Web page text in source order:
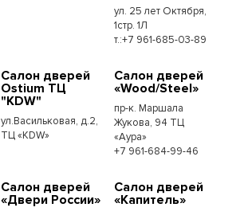
ул. 25 лет Октября,
1стр. 1Л
т.:+7 961-685-03-89
Салон дверей
Ostium ТЦ
"KDW"
ул.Васильковая, д.2,
ТЦ «KDW»
Салон дверей
«Wood/Steel»
пр-к. Маршала
Жукова, 94 ТЦ
«Аура»
+7 961-684-99-46
Салон дверей
«Двери России»
Салон дверей
«Капитель»